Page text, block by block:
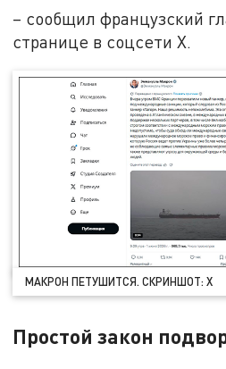
– сообщил французский
странице в соцсети X.
МАКРОН ПЕТУШИТСЯ. СКРИНШОТ: Х
Простой закон